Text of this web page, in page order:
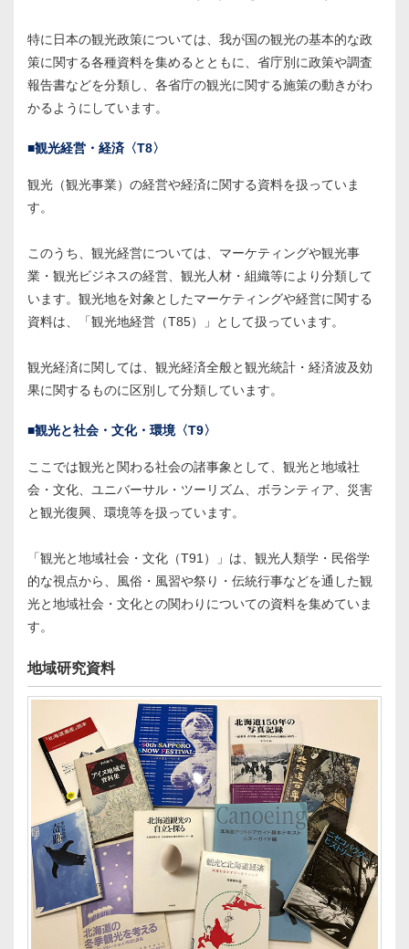
特に日本の観光政策については、我が国の観光の基本的な政
策に関する各種資料を集めるとともに、省庁別に政策や調査
報告書などを分類し、各省庁の観光に関する施策の動きがわ
かるようにしています。
■観光経営・経済〈T8〉
観光（観光事業）の経営や経済に関する資料を扱っていま
す。
このうち、観光経営については、マーケティングや観光事
業・観光ビジネスの経営、観光人材・組織等により分類して
います。観光地を対象としたマーケティングや経営に関する
資料は、「観光地経営（T85）」として扱っています。
観光経済に関しては、観光経済全般と観光統計・経済波及効
果に関するものに区別して分類しています。
■観光と社会・文化・環境〈T9〉
ここでは観光と関わる社会の諸事象として、観光と地域社
会・文化、ユニバーサル・ツーリズム、ボランティア、災害
と観光復興、環境等を扱っています。
「観光と地域社会・文化（T91）」は、観光人類学・民俗学
的な視点から、風俗・風習や祭り・伝統行事などを通した観
光と地域社会・文化との関わりについての資料を集めていま
す。
地域研究資料